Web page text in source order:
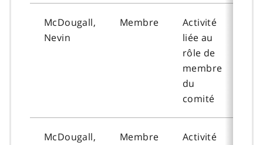
McDougall,
Nevin
Membre
Activité
liée au
rôle de
membre
du
comité
McDougall,
Membre
Activité